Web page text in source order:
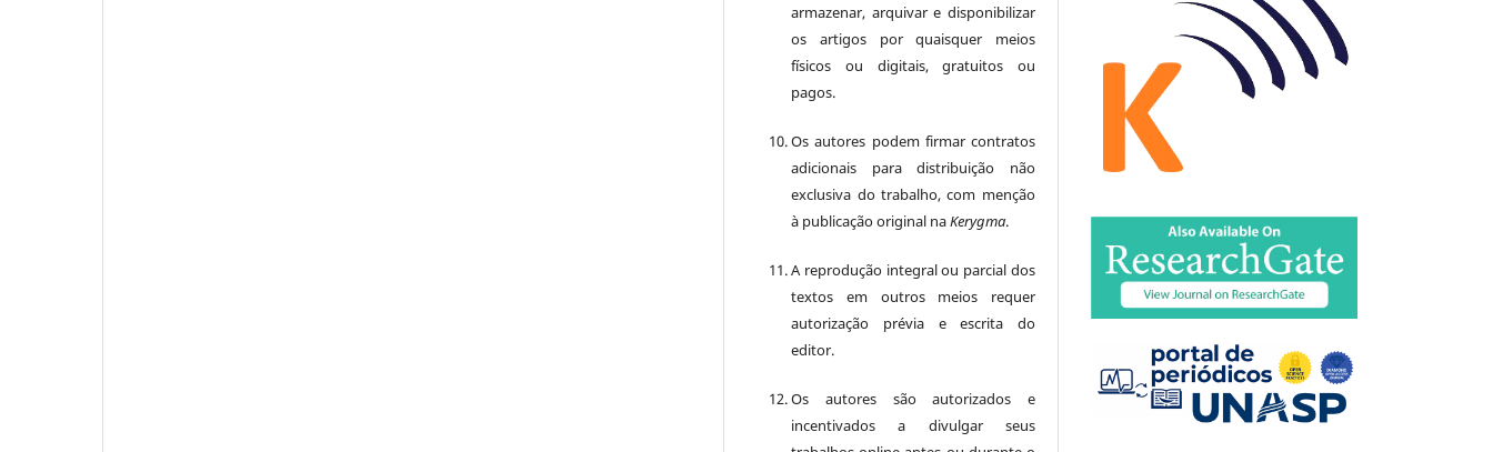
armazenar, arquivar e disponibilizar
os artigos por quaisquer meios
físicos ou digitais, gratuitos ou
pagos.
Os autores podem firmar contratos
adicionais para distribuição não
exclusiva do trabalho, com menção
à publicação original naKerygma.
A reprodução integral ou parcial dos
textos em outros meios requer
autorização prévia e escrita do
editor.
Os autores são autorizados e
incentivados a divulgar seus